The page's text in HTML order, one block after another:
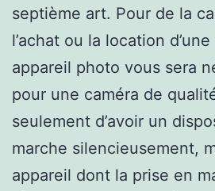
septième art. Pour de la
l’achat ou la location
appareil photo vous sera
pour une caméra de
seulement d’avoir un
marche silencieusement,
appareil dont la prise en